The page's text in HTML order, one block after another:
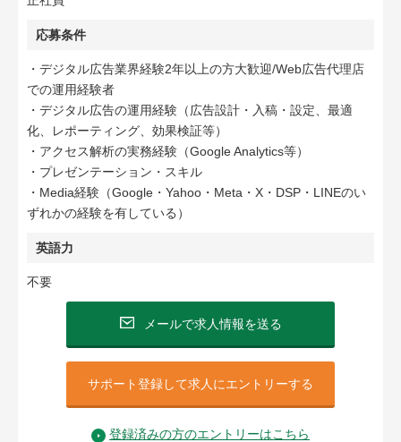
応募条件
・デジタル広告業界経験2年以上の方大歓迎/Web広告代理店
での運用経験者
・デジタル広告の運用経験（広告設計・入稿・設定、最適
化、レポーティング、効果検証等）
・アクセス解析の実務経験（Google Analytics等）
・プレゼンテーション・スキル
・Media経験（Google・Yahoo・Meta・X・DSP・LINEのい
ずれかの経験を有している）
英語力
不要
メールで求人情報を送る
サポート登録して求人にエントリーする
登録済みの方のエントリーはこちら